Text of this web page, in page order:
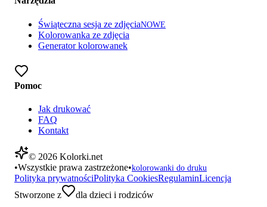
Świąteczna sesja ze zdjęciaNOWE
Kolorowanka ze zdjęcia
Generator kolorowanek
Pomoc
Jak drukować
FAQ
Kontakt
© 2026 Kolorki.net
•Wszystkie prawa zastrzeżone•kolorowanki do druku
Polityka prywatnościPolityka CookiesRegulaminLicencja
Stworzone z
dla dzieci i rodziców